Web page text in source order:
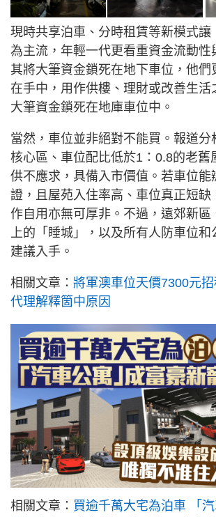
現時共享泊車、分時租賃等新模式讓
為主流，年輕一代更看重資金流動性
其將大筆資金鎖死在地下車位，他們
在手中，用作供樓、理財或改善生活
大筆資金鎖死在地庫車位中。
當然，車位並非絕對不能買。報道分
核心區、車位配比低於1：0.8的老舊
供不應求，具備入市價值。若車位能
證，且屋苑入住率高、車位真正短缺
作自用亦無可厚非。不過，遠郊新區
上的「睡城」，以及所有人防車位和
建議入手。
相關文章： 將軍澳車位天價7300元
代理解釋箇中原因
相關文章： 買逾千萬大宅為泊車 「